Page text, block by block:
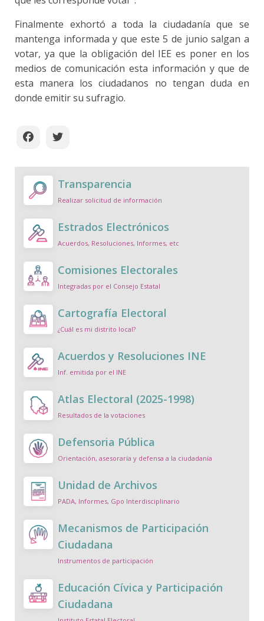
Finalmente exhortó a toda la ciudadanía que se
mantenga informada y que este 5 de junio salgan a
votar, ya que la obligación del IEE es poner en los
medios de comunicación esta información y que de
esta manera los ciudadanos no tengan duda en
donde emitir su sufragio.
Transparencia
Realizar solicitud de información
Estrados Electrónicos
Acuerdos, Resoluciones, Informes, etc
Comisiones Electorales
Integradas por el Consejo Estatal
Cartografía Electoral
¿Cuál es mi distrito local?
Acuerdos y Resoluciones INE
Inf. emitida por el INE
Atlas Electoral (2025-1998)
Resultados de la votaciones
Defensoria Pública
Orientación, asesoraría y defensa a la ciudadanía
Unidad de Archivos
PADA, Informes, Gpo Interdisciplinario
Mecanismos de Participación
Ciudadana
Instrumentos de participación
Educación Cívica y Participación
Ciudadana